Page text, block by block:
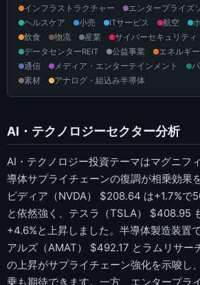
インフラストラクチャー
エンタープライズ
ヘルスケア
小売 ITサービス 航空
飲食
物流 産業 サイバーセキュリティ
データセンターREIT
公益事業 エネルギー
通信
メディア・エンターテインメント
素材
アナログ・組込み半導体
AI・テクノロジーセクター分析
AI・テクノロジー投資テーマはマグニフ
導体サプライチェーンの復調が相乗効果
ビディア（NVDA） $208.64 は+1.7%で
と依然強く、テスラ（TSLA） $408.95
+4.6%と上昇しました。半導体製造装置
アルズ（AMAT） $492.17 とラムリサー
の上昇がサプライチェーン強化を示唆し
乗も期待できます。一方、エンタープラ